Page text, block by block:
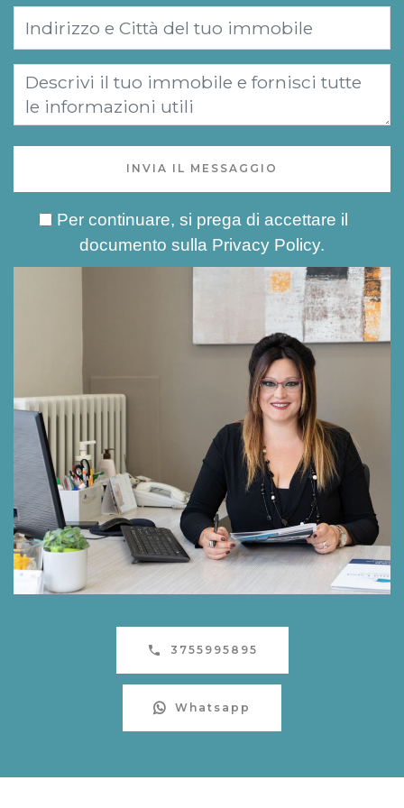
INVIA IL MESSAGGIO
Per continuare, si prega di accettare il
documento sulla Privacy Policy.
3755995895
Whatsapp